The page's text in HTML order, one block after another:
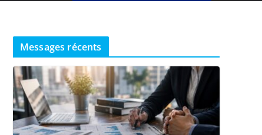
Messages récents